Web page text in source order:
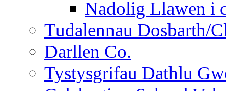
Nadolig Llawen i
Tudalennau Dosbarth/
Darllen Co.
Tystysgrifau Dathlu